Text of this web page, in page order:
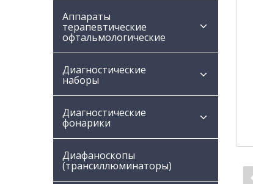
Аппараты
терапевтические
офтальмологические
Диагностические
наборы
Диагностические
фонарики
Диафаноскопы
(трансиллюминаторы)